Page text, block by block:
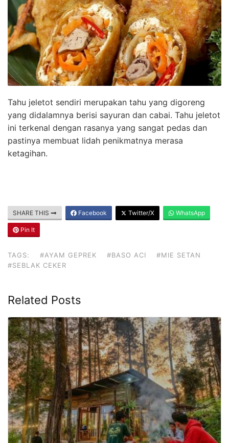
Tahu jeletot sendiri merupakan tahu yang digoreng
yang didalamnya berisi sayuran dan cabai. Tahu jeletot
ini terkenal dengan rasanya yang sangat pedas dan
pastinya membuat lidah penikmatnya merasa
ketagihan.
SHARE THIS Facebook Twitter/X WhatsApp
Pin It
TAGS: #AYAM GEPREK #BASO ACI
#MIE SETAN
#SEBLAK CEKER
Related Posts